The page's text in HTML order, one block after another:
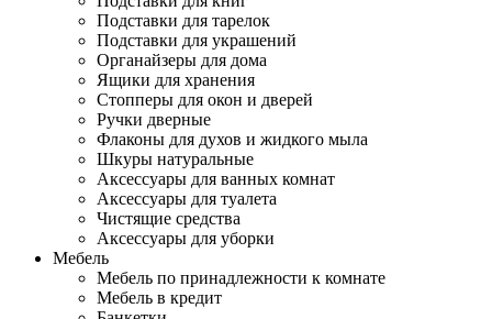
Подставки для тарелок
Подставки для украшений
Органайзеры для дома
Ящики для хранения
Стопперы для окон и дверей
Ручки дверные
Флаконы для духов и жидкого мыла
Шкуры натуральные
Аксессуары для ванных комнат
Аксессуары для туалета
Чистящие средства
Аксессуары для уборки
Мебель
Мебель по принадлежности к комнате
Мебель в кредит